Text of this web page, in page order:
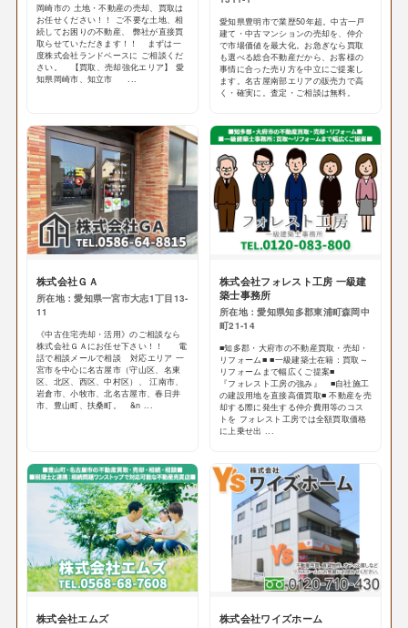
岡崎市の 土地・不動産の売却、買取は
お任せください！！ ご不要な土地、相
続してお困りの不動産、 弊社が直接買
取らせていただきます！！ まずは一
度株式会社ランドベースに ご相談くだ
さい。 【買取、売却強化エリア】 愛
知県岡崎市、知立市 ...
愛知県豊明市で業歴50年超。中古一戸
建て・中古マンションの売却を、仲介
で市場価値を最大化。お急ぎなら買取
も選べる総合不動産だから、お客様の
事情に合った売り方を中立にご提案し
ます。名古屋南部エリアの販売力で高
く・確実に。査定・ご相談は無料。
株式会社ＧＡ
所在地：愛知県一宮市大志1丁目13-
11
《中古住宅売却・活用》のご相談なら
株式会社ＧＡにお任せ下さい！！ 電
話で相談メールで相談 対応エリア 一
宮市を中心に名古屋市（守山区、名東
区、北区、西区、中村区）、 江南市、
岩倉市、小牧市、北名古屋市、春日井
市、豊山町、扶桑町。 &n ...
株式会社フォレスト工房 一級建
築士事務所
所在地：愛知県知多郡東浦町森岡中
町21-14
■知多郡・大府市の不動産買取・売却・
リフォーム■ ■一級建築士在籍：買取～
リフォームまで幅広くご提案■
『フォレスト工房の強み』 ■自社施工
の建設用地を直接高価買取■ 不動産を売
却する際に発生する仲介費用等のコス
トを フォレスト工房では全額買取価格
に上乗せ出 ...
株式会社エムズ 株式会社ワイズホーム